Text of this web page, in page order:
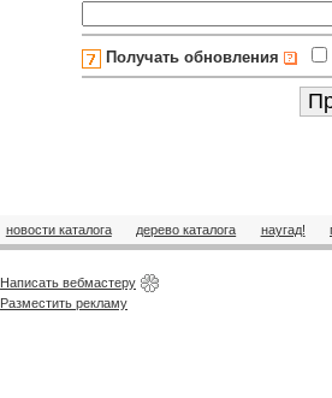
Получать обновления
новости каталога дерево каталога наугад!
Написать вебмастеру
Разместить рекламу